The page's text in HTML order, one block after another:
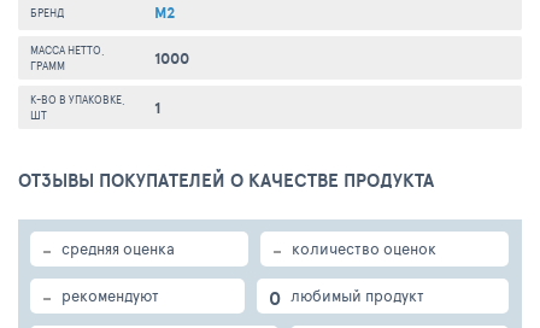
БРЕНД М2
МАССА НЕТТО,
ГРАММ
1000
К-ВО В УПАКОВКЕ,
ШТ
1
ОТЗЫВЫ ПОКУПАТЕЛЕЙ О КАЧЕСТВЕ ПРОДУКТА
- средняя оценка - количество оценок
- рекомендуют 0 любимый продукт